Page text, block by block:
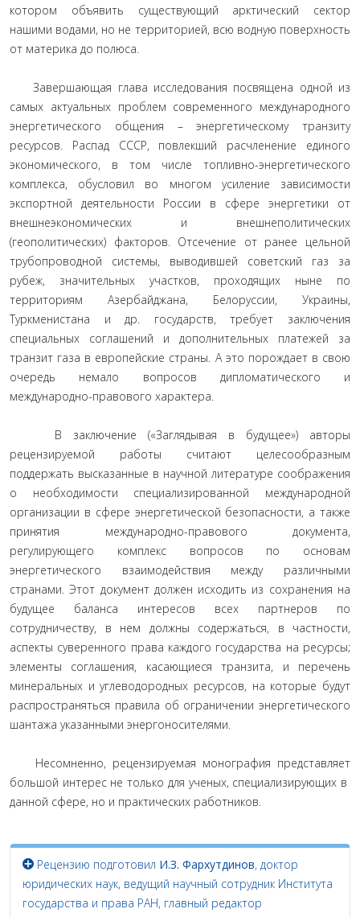
котором объявить существующий арктический сектор
нашими водами, но не территорией, всю водную поверхность
от материка до полюса.
Завершающая глава исследования посвящена одной из
самых актуальных проблем современного международного
энергетического общения – энергетическому транзиту
ресурсов. Распад СССР, повлекший расчленение единого
экономического, в том числе топливно-энергетического
комплекса, обусловил во многом усиление зависимости
экспортной деятельности России в сфере энергетики от
внешнеэкономических и внешнеполитических
(геополитических) факторов. Отсечение от ранее цельной
трубопроводной системы, выводившей советский газ за
рубеж, значительных участков, проходящих ныне по
территориям Азербайджана, Белоруссии, Украины,
Туркменистана и др. государств, требует заключения
специальных соглашений и дополнительных платежей за
транзит газа в европейские страны. А это порождает в свою
очередь немало вопросов дипломатического и
международно-правового характера.
В заключение («Заглядывая в будущее») авторы
рецензируемой работы считают целесообразным
поддержать высказанные в научной литературе соображения
о необходимости специализированной международной
организации в сфере энергетической безопасности, а также
принятия международно-правового документа,
регулирующего комплекс вопросов по основам
энергетического взаимодействия между различными
странами. Этот документ должен исходить из сохранения на
будущее баланса интересов всех партнеров по
сотрудничеству, в нем должны содержаться, в частности,
аспекты суверенного права каждого государства на ресурсы;
элементы соглашения, касающиеся транзита, и перечень
минеральных и углеводородных ресурсов, на которые будут
распространяться правила об ограничении энергетического
шантажа указанными энергоносителями.
Несомненно, рецензируемая монография представляет
большой интерес не только для ученых, специализирующих в
данной сфере, но и практических работников.
Рецензию подготовил И.З. Фархутдинов, доктор
юридических наук, ведущий научный сотрудник Института
государства и права РАН, главный редактор